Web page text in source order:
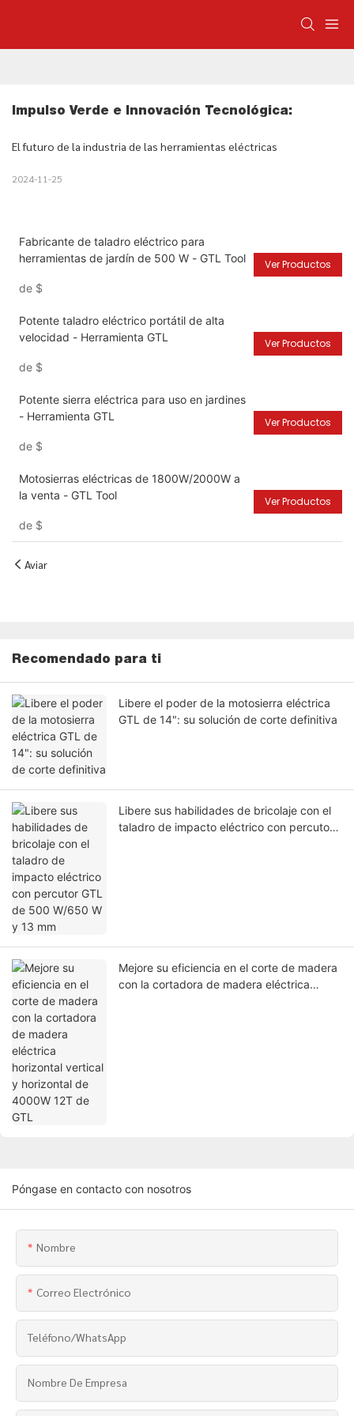
Impulso Verde e Innovación Tecnológica:
El futuro de la industria de las herramientas eléctricas
2024-11-25
Fabricante de taladro eléctrico para
herramientas de jardín de 500 W - GTL Tool
de $
Ver Productos
Potente taladro eléctrico portátil de alta
velocidad - Herramienta GTL
de $
Ver Productos
Potente sierra eléctrica para uso en jardines
- Herramienta GTL
de $
Ver Productos
Motosierras eléctricas de 1800W/2000W a
la venta - GTL Tool
de $
Ver Productos
Aviar
Recomendado para ti
Libere el poder de la motosierra eléctrica
GTL de 14": su solución de corte definitiva
Libere sus habilidades de bricolaje con el
taladro de impacto eléctrico con percutor
Mejore su eficiencia en el corte de madera
con la cortadora de madera eléctrica
Póngase en contacto con nosotros
Nombre
Correo Electrónico
Teléfono/WhatsApp
Nombre De Empresa